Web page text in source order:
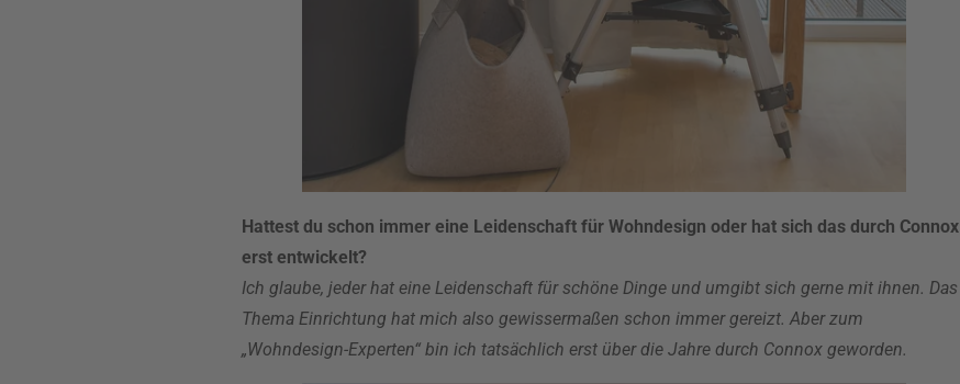
Hattest du schon immer eine Leidenschaft für Wohndesign oder hat sich das durch Connox
erst entwickelt?
Ich glaube, jeder hat eine Leidenschaft für schöne Dinge und umgibt sich gerne mit ihnen. Das
Thema Einrichtung hat mich also gewissermaßen schon immer gereizt. Aber zum
„Wohndesign-Experten“ bin ich tatsächlich erst über die Jahre durch Connox geworden.